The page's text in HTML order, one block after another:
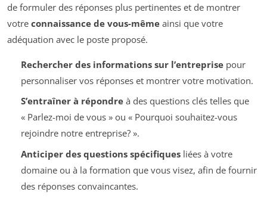
de formuler des réponses plus pertinentes et de montrer
votre connaissance de vous-même ainsi que votre
adéquation avec le poste proposé.
Rechercher des informations sur l’entreprisepour
personnaliser vos réponses et montrer votre motivation.
S’entraîner à répondreà des questions clés telles que
« Parlez-moi de vous » ou « Pourquoi souhaitez-vous
rejoindre notre entreprise? ».
Anticiper des questions spécifiquesliées à votre
domaine ou à la formation que vous visez, afin de fournir
des réponses convaincantes.